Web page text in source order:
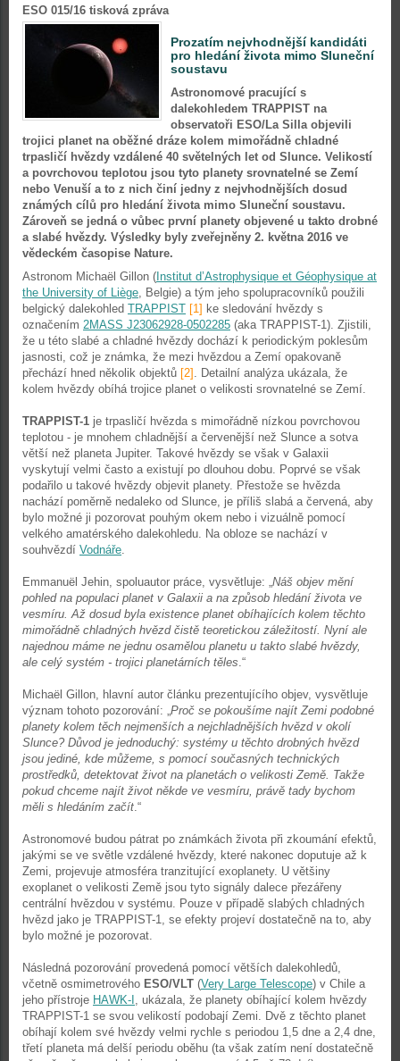
ESO 015/16 tisková zpráva
Prozatím nejvhodnější kandidáti
pro hledání života mimo Sluneční
soustavu
Astronomové pracující s
dalekohledem TRAPPIST na
observatoři ESO/La Silla objevili
trojici planet na oběžné dráze kolem mimořádně chladné
trpasličí hvězdy vzdálené 40 světelných let od Slunce. Velikostí
a povrchovou teplotou jsou tyto planety srovnatelné se Zemí
nebo Venuší a to z nich činí jedny z nejvhodnějších dosud
známých cílů pro hledání života mimo Sluneční soustavu.
Zároveň se jedná o vůbec první planety objevené u takto drobné
a slabé hvězdy. Výsledky byly zveřejněny 2. května 2016 ve
vědeckém časopise Nature.
Astronom Michaël Gillon ( Institut d’Astrophysique et Géophysique at
the University of Liège, Belgie) a tým jeho spolupracovníků použili
belgický dalekohled TRAPPIST [1] ke sledování hvězdy s
označením 2MASS J23062928-0502285 (aka TRAPPIST-1). Zjistili,
že u této slabé a chladné hvězdy dochází k periodickým poklesům
jasnosti, což je známka, že mezi hvězdou a Zemí opakovaně
přechází hned několik objektů [2] . Detailní analýza ukázala, že
kolem hvězdy obíhá trojice planet o velikosti srovnatelné se Zemí.
TRAPPIST-1 je trpasličí hvězda s mimořádně nízkou povrchovou
teplotou - je mnohem chladnější a červenější než Slunce a sotva
větší než planeta Jupiter. Takové hvězdy se však v Galaxii
vyskytují velmi často a existují po dlouhou dobu. Poprvé se však
podařilo u takové hvězdy objevit planety. Přestože se hvězda
nachází poměrně nedaleko od Slunce, je příliš slabá a červená, aby
bylo možné ji pozorovat pouhým okem nebo i vizuálně pomocí
velkého amatérského dalekohledu. Na obloze se nachází v
souhvězdí Vodnáře.
Emmanuël Jehin, spoluautor práce, vysvětluje: „Náš objev mění
pohled na populaci planet v Galaxii a na způsob hledání života ve
vesmíru. Až dosud byla existence planet obíhajících kolem těchto
mimořádně chladných hvězd čistě teoretickou záležitostí. Nyní ale
najednou máme ne jednu osamělou planetu u takto slabé hvězdy,
ale celý systém - trojici planetárních těles.“
Michaël Gillon, hlavní autor článku prezentujícího objev, vysvětluje
význam tohoto pozorování: „Proč se pokoušíme najít Zemi podobné
planety kolem těch nejmenších a nejchladnějších hvězd v okolí
Slunce? Důvod je jednoduchý: systémy u těchto drobných hvězd
jsou jediné, kde můžeme, s pomocí současných technických
prostředků, detektovat život na planetách o velikosti Země. Takže
pokud chceme najít život někde ve vesmíru, právě tady bychom
měli s hledáním začít.“
Astronomové budou pátrat po známkách života při zkoumání efektů,
jakými se ve světle vzdálené hvězdy, které nakonec doputuje až k
Zemi, projevuje atmosféra tranzitující exoplanety. U většiny
exoplanet o velikosti Země jsou tyto signály dalece přezářeny
centrální hvězdou v systému. Pouze v případě slabých chladných
hvězd jako je TRAPPIST-1, se efekty projeví dostatečně na to, aby
bylo možné je pozorovat.
Následná pozorování provedená pomocí větších dalekohledů,
včetně osmimetrového ESO/VLT (Very Large Telescope) v Chile a
jeho přístroje HAWK-I , ukázala, že planety obíhající kolem hvězdy
TRAPPIST-1 se svou velikostí podobají Zemi. Dvě z těchto planet
obíhají kolem své hvězdy velmi rychle s periodou 1,5 dne a 2,4 dne,
třetí planeta má delší periodu oběhu (ta však zatím není dostatečně